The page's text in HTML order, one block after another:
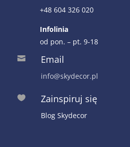
+48 604 326 020
Infolinia
od pon. – pt. 9-18
 Email
info@skydecor.pl
 Zainspiruj się
Blog Skydecor